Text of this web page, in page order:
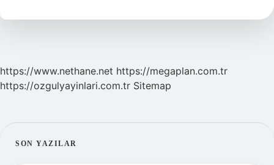
https://www.nethane.net https://megaplan.com.tr
https://ozgulyayinlari.com.tr Sitemap
SIDEBAR
SON YAZILAR